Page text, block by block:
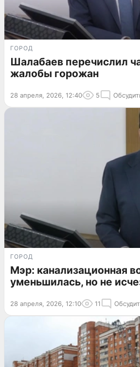
ГОРОД
Шалабаев перечислил
жалобы горожан
28 апреля, 2026, 12:40 5
ГОРОД
Мэр: канализационная
уменьшилась, но не
28 апреля, 2026, 12:10 11